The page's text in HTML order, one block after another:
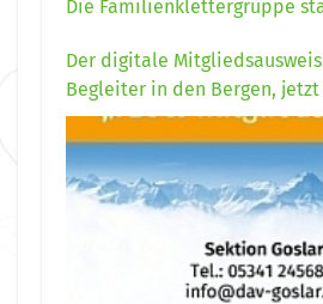
Die Familienklettergruppe
Der digitale Mitgliedsausweis
Begleiter in den Bergen,